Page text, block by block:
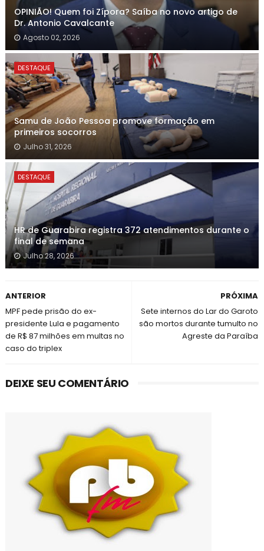
OPINIÃO! Quem foi Zípora? Saíba no novo artigo de
Dr. Antonio Cavalcante
Agosto 02, 2026
DESTAQUE
Samu de João Pessoa promove formação em
primeiros socorros
Julho 31, 2026
DESTAQUE
HR de Guarabira registra 372 atendimentos durante o
final de semana
Julho 28, 2026
PRÓXIMA
Sete internos do Lar do Garoto
são mortos durante tumulto no
Agreste da Paraíba
ANTERIOR
MPF pede prisão do ex-
presidente Lula e pagamento
de R$ 87 milhões em multas no
caso do triplex
DEIXE SEU COMENTÁRIO